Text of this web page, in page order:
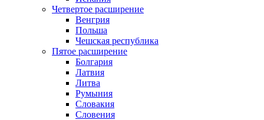
Четвертое расширение
Венгрия
Польша
Чешская республика
Пятое расширение
Болгария
Латвия
Литва
Румыния
Словакия
Словения